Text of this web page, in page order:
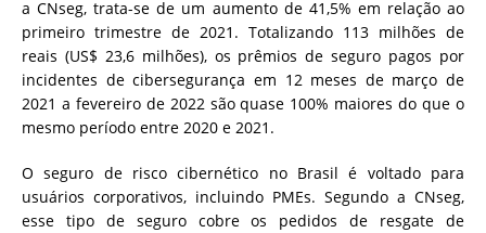
a CNseg, trata-se de um aumento de 41,5% em relação ao
primeiro trimestre de 2021. Totalizando 113 milhões de
reais (US$ 23,6 milhões), os prêmios de seguro pagos por
incidentes de cibersegurança em 12 meses de março de
2021 a fevereiro de 2022 são quase 100% maiores do que o
mesmo período entre 2020 e 2021.
O seguro de risco cibernético no Brasil é voltado para
usuários corporativos, incluindo PMEs. Segundo a CNseg,
esse tipo de seguro cobre os pedidos de resgate de